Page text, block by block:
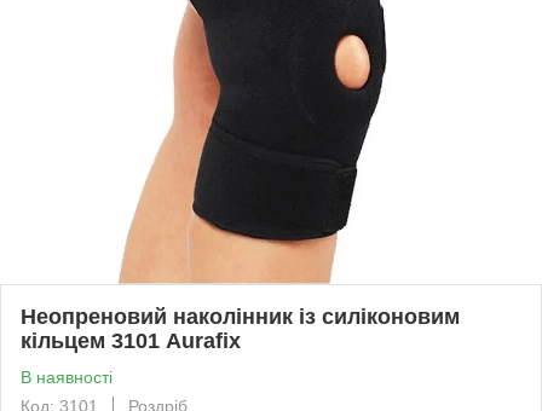
Неопреновий наколінник із силіконовим
кільцем 3101 Aurafix
В наявності
Код: 3101
Роздріб